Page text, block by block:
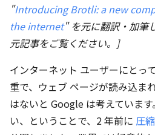
"Introducing Brotli: a new
the internet" を元に翻訳・加筆
元記事をご覧ください。]
インターネット ユーザーにとっ
重で、ウェブ ページが読み込ま
はないと Google は考えていま
い、ということで、2 年前に 圧